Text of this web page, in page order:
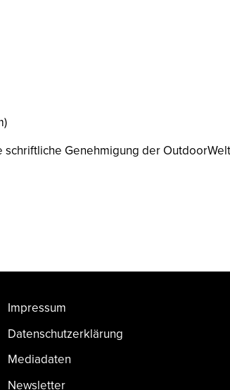
Genehmigung der
Impressum
Datenschutzerklärung
Mediadaten
Newsletter